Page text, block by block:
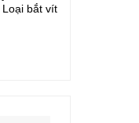
bắt vít